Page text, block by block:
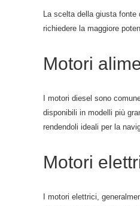
La scelta della giusta
richiedere la maggiore
Motori
I motori diesel sono
disponibili in modelli più
rendendoli ideali per la
Motori
I motori elettrici,